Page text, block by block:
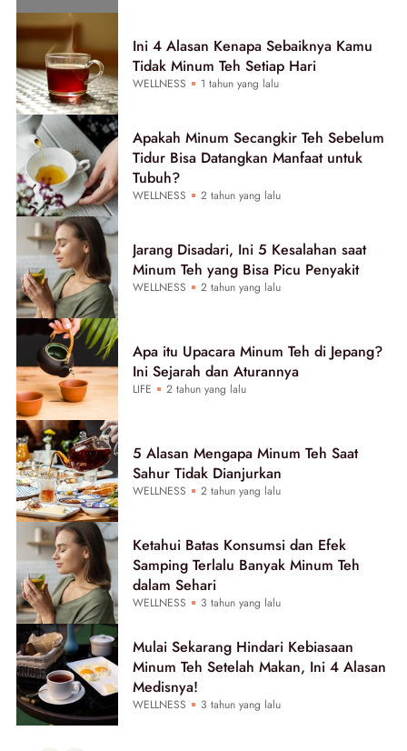
Ini 4 Alasan Kenapa Sebaiknya Kamu
Tidak Minum Teh Setiap Hari
WELLNESS 1 tahun yang lalu
Apakah Minum Secangkir Teh Sebelum
Tidur Bisa Datangkan Manfaat untuk
Tubuh?
WELLNESS 2 tahun yang lalu
Jarang Disadari, Ini 5 Kesalahan saat
Minum Teh yang Bisa Picu Penyakit
WELLNESS 2 tahun yang lalu
Apa itu Upacara Minum Teh di Jepang?
Ini Sejarah dan Aturannya
LIFE 2 tahun yang lalu
5 Alasan Mengapa Minum Teh Saat
Sahur Tidak Dianjurkan
WELLNESS 2 tahun yang lalu
Ketahui Batas Konsumsi dan Efek
Samping Terlalu Banyak Minum Teh
dalam Sehari
WELLNESS 3 tahun yang lalu
Mulai Sekarang Hindari Kebiasaan
Minum Teh Setelah Makan, Ini 4 Alasan
Medisnya!
WELLNESS 3 tahun yang lalu